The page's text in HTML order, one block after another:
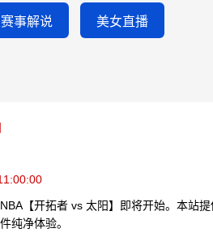
事解说 美女直播
【开拓者 vs 太阳】即将开始。本站
纯净体验。